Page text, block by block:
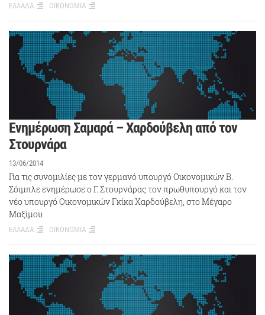
ΕΛΛΑΔΑ ΟΙΚΟΝΟΜΙΑ
Ενημέρωση Σαμαρά – Χαρδούβελη από τον
Στουρνάρα
13/06/2014
Για τις συνομιλίες με τον γερμανό υπουργό Οικονομικών Β.
Σόιμπλε ενημέρωσε ο Γ. Στουρνάρας τον πρωθυπουργό και τον
νέο υπουργό Οικονομικών Γκίκα Χαρδούβελη, στο Μέγαρο
Μαξίμου
ΕΛΛΑΔΑ ΟΙΚΟΝΟΜΙΑ